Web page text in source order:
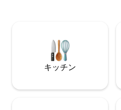
視が必要です。敷地内にベビー
あります。基準に準拠した階段
場合は、こちらの宿泊施設をご
らないでください！！ガス暖炉
みください。ベッド4台、バス
キッチン